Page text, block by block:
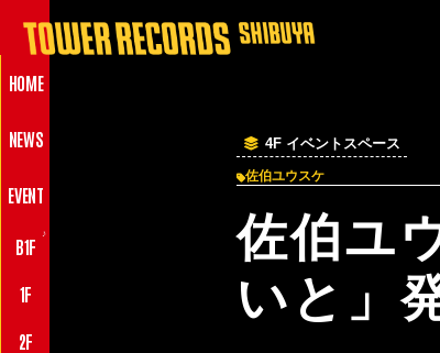
HOME
NEWS
EVENT
B1F
♪
1F
2F
4F イベントスペース
佐伯ユウスケ
佐伯ユ
いと」